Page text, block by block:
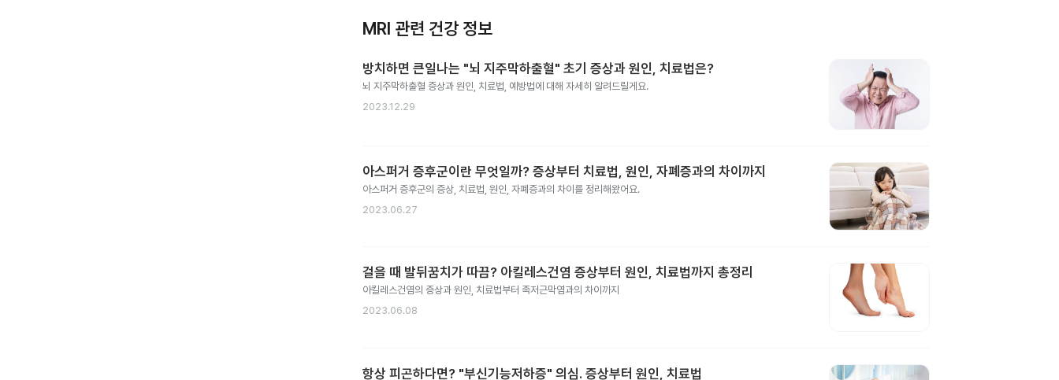
MRI 관련 건강 정보
방치하면 큰일나는 "뇌 지주막하출혈" 초기 증상과 원인, 치료법은?
뇌 지주막하출혈 증상과 원인, 치료법, 예방법에 대해 자세히 알려드릴게요.
2023.12.29
아스퍼거 증후군이란 무엇일까? 증상부터 치료법, 원인, 자폐증과의 차이까지
아스퍼거 증후군의 증상, 치료법, 원인, 자폐증과의 차이를 정리해왔어요.
2023.06.27
걸을 때 발뒤꿈치가 따끔? 아킬레스건염 증상부터 원인, 치료법까지 총정리
아킬레스건염의 증상과 원인, 치료법부터 족저근막염과의 차이까지
2023.06.08
항상 피곤하다면? "부신기능저하증" 의심. 증상부터 원인, 치료법